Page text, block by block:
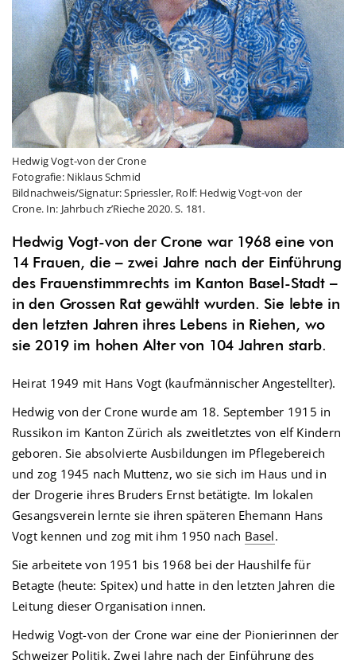
Hedwig Vogt-von der Crone
Fotografie: Niklaus Schmid
Bildnachweis/Signatur: Spriessler, Rolf: Hedwig Vogt-von der
Crone. In: Jahrbuch z’Rieche 2020. S. 181.
Hedwig Vogt-von der Crone war 1968 eine von
14 Frauen, die – zwei Jahre nach der Einführung
des Frauenstimmrechts im Kanton Basel-Stadt –
in den Grossen Rat gewählt wurden. Sie lebte in
den letzten Jahren ihres Lebens in Riehen, wo
sie 201 9 im hohen Alter von 104 Jahren starb.
Heirat 1949 mit Hans Vogt (kaufmännischer Angestellter).
Hedwig von der Crone wurde am 18. September 1915 in
Russikon im Kanton Zürich als zweitletztes von elf Kindern
geboren. Sie absolvierte Ausbildungen im Pflegebereich
und zog 1945 nach Muttenz, wo sie sich im Haus und in
der Drogerie ihres Bruders Ernst betätigte. Im lokalen
Gesangsverein lernte sie ihren späteren Ehemann Hans
Vogt kennen und zog mit ihm 1950 nach Basel.
Sie arbeitete von 1951 bis 1968 bei der Haushilfe für
Betagte (heute: Spitex) und hatte in den letzten Jahren die
Leitung dieser Organisation innen.
Hedwig Vogt-von der Crone war eine der Pionierinnen der
Schweizer Politik. Zwei Jahre nach der Einführung des